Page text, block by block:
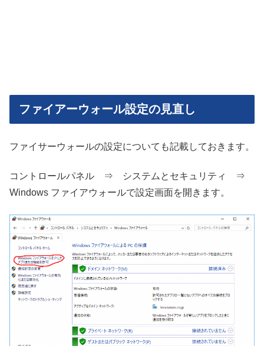
ファイアーウォール設定の見直し
ファイサーウォールの設定についても記載しておきます。
コントロールパネル ⇒ システムとセキュリティ ⇒
Windows ファイアウォールで設定画面を開きます。